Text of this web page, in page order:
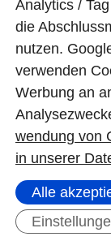
Flächig
für
defekte
Welche
Wänden
Analytics /
die
nutzen.
ver­wen­den
Wer­bung an
wen­dung von
in unserer
Alle